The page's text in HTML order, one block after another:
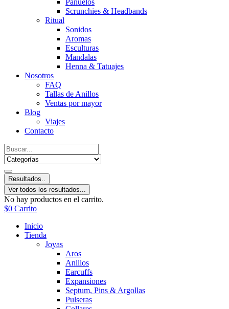
Pañuelos
Scrunchies & Headbands
Ritual
Sonidos
Aromas
Esculturas
Mandalas
Henna & Tatuajes
Nosotros
FAQ
Tallas de Anillos
Ventas por mayor
Blog
Viajes
Contacto
Resultados..
Ver todos los resultados...
No hay productos en el carrito.
$0 Carrito
Inicio
Tienda
Joyas
Aros
Anillos
Earcuffs
Expansiones
Septum, Pins & Argollas
Pulseras